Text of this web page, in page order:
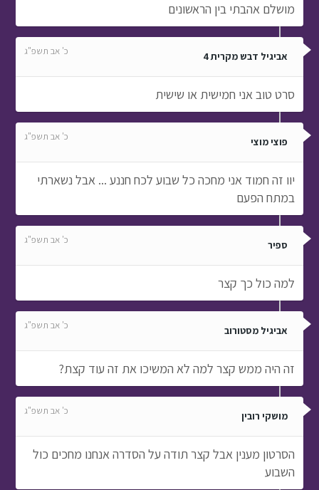
מושלם אהבתי בין הראשונים
אביגיל דבש מקרית 4 כ' אב תשפ"ג
סרט טוב אני חמישית או שישית
פוצי מוצי כ' אב תשפ"ג
יוו זה חמוד אני מחכה כל שבוע לכח חננע ... אבל נשארתי
במתח הפעם
ספיר כ' אב תשפ"ג
למה כול כך קצר
אביגיל מסטורוב כ' אב תשפ"ג
זה היה ממש קצר למה לא המשיכו את זה עוד קצת?
מושקי רובין כ' אב תשפ"ג
הסרטון מענין אבל קצר תודה על הסדרה אנחנו מחכים כול
השבוע